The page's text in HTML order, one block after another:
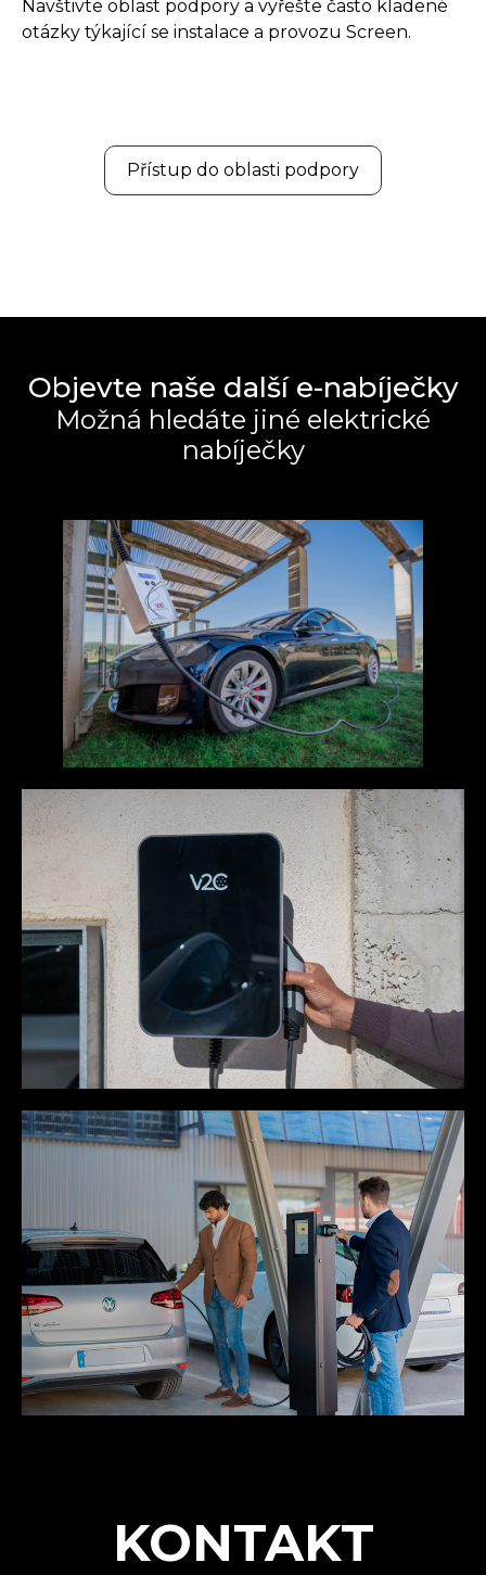
Navštivte oblast podpory a vyřešte často kladené
otázky týkající se instalace a provozu Screen.
Přístup do oblasti podpory
Objevte naše další e-nabíječky
Možná hledáte jiné elektrické
nabíječky
KONTAKT